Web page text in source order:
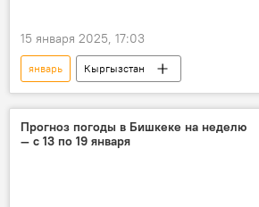
15 января 2025, 17:03
январь
Кыргызстан
погода в Кыргызстане
погода
Прогноз погоды в Бишкеке на неделю
— с 13 по 19 января